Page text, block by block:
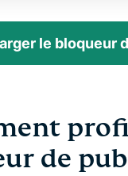
le bloqueur
de